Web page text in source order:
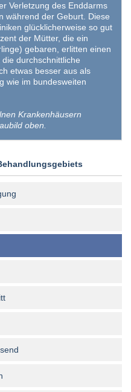
Verletzung des Enddarms
während der Geburt. Diese
glücklicherweise so gut
der Mütter, die ein
gebaren, erlitten einen
durchschnittliche
etwas besser aus als
wie im bundesweiten
Krankenhäusern
oben.